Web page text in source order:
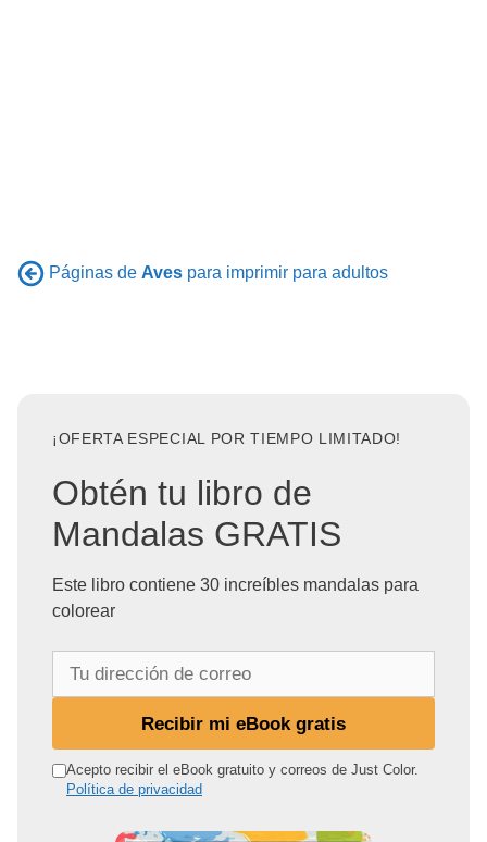
Páginas de Aves para imprimir para adultos
¡OFERTA ESPECIAL POR TIEMPO LIMITADO!
Obtén tu libro de
Mandalas GRATIS
Este libro contiene 30 increíbles mandalas para
colorear
r
Recibir mi eBook gratis
Acepto recibir el eBook gratuito y correos de Just Color.
Política de privacidad